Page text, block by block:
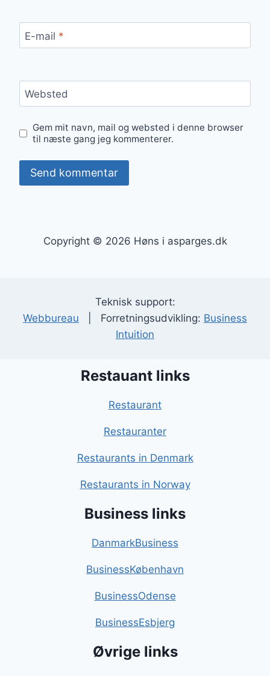
E-mail *
Websted
Gem mit navn, mail og websted i denne browser
til næste gang jeg kommenterer.
Copyright © 2026 Høns i asparges.dk
Teknisk support:
Webbureau | Forretningsudvikling: Business
Intuition
Restauant links
Restaurant
Restauranter
Restaurants in Denmark
Restaurants in Norway
Business links
DanmarkBusiness
BusinessKøbenhavn
BusinessOdense
BusinessEsbjerg
Øvrige links